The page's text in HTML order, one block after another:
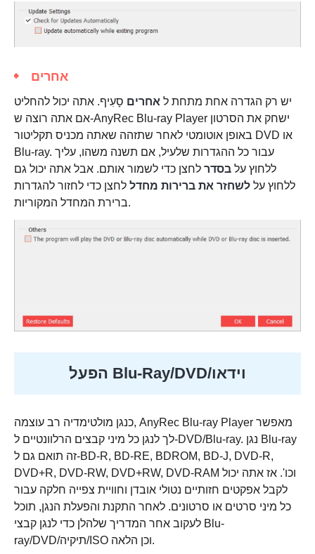
אחרים
יש רק הגדרה אחת מתחת ל אחרים סָעִיף. אתה יכול להחליט
אם אתה רוצה ש-AnyRec Blu-ray Player ישחק את הסרטון
באופן אוטומטי לאחר שתזהה שאתה מכניס תקליטור DVD או
Blu-ray. עבור כל ההגדרות שלעיל, אם תשנה משהו, עליך
ללחוץ על בסדר לחצן כדי לשמור אותם. אבל אתה יכול גם
ללחוץ על לשחזר את ברירות מחדל לחצן כדי לחזור להגדרות
ברירת המחדל המקוריות.
הפעל Blu-Ray/DVD/וידאו
כנגן מולטימדיה רב עוצמה, AnyRec Blu-ray Player מאפשר
לך לנגן כל מיני קבצים הרלוונטיים ל-DVD/Blu-ray. נגן Blu-ray
זה תואם גם ל-BD-R, BD-RE, BDROM, BD-J, DVD-R,
DVD+R, DVD-RW, DVD+RW, DVD-RAM וכו'. אז אתה יכול
לקבל אפקטים חזותיים נטולי אובדן וחוויית צפייה חלקה עבור
כל מיני סרטים או סרטונים. לאחר התקנת והפעלת הנגן, תוכל
לעקוב אחר המדריך שלהלן כדי לנגן קבצי Blu-
ray/DVD/תיקיה/ISO וכן הלאה.